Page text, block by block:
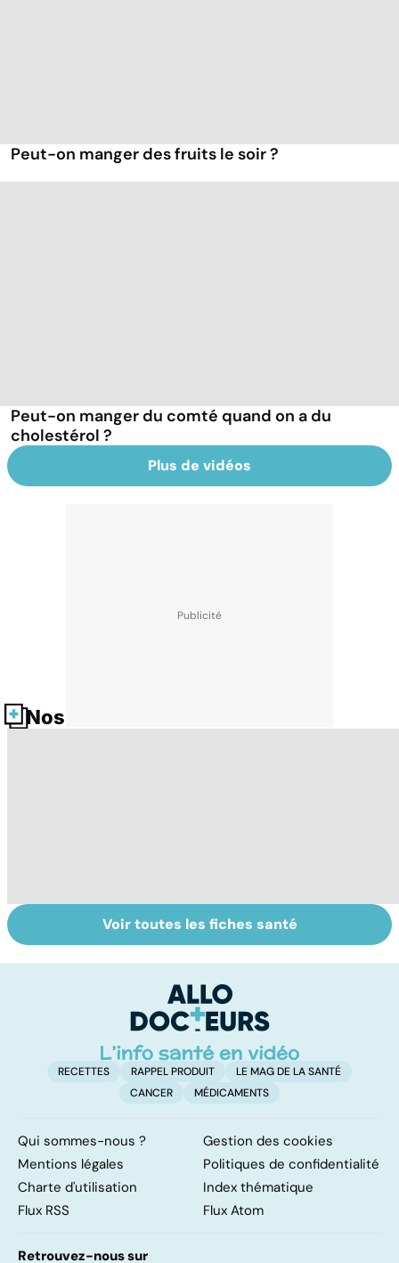
Peut-on manger des fruits le soir ?
Peut-on manger du comté quand on a du
cholestérol ?
Plus de vidéos
Nos fiches santé
Les agrumes et
leurs bienfaits
Le magnésium,
un oligo-élément
Voir toutes les fiches santé
RECETTES RAPPEL PRODUIT
LE MAG DE LA SANTÉ
CANCER
MÉDICAMENTS
Qui sommes-nous ?
Gestion des cookies
Mentions légales
Politiques de confidentialité
Charte d'utilisation
Index thématique
Flux RSS
Flux Atom
Retrouvez-nous sur